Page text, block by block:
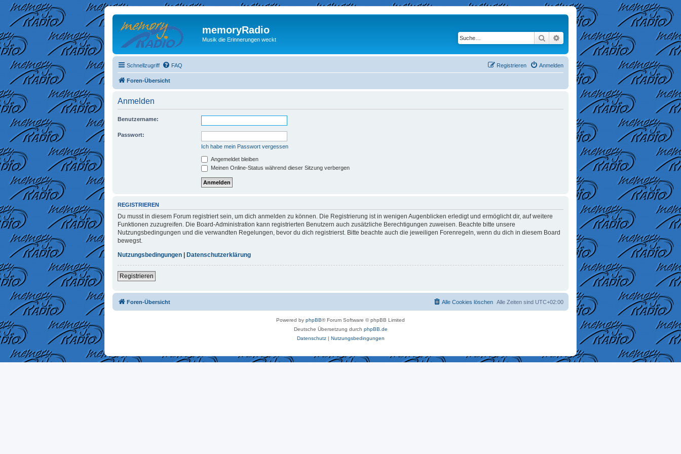
memoryRadio
Musik die Erinnerungen weckt Suche Erweiterte Suche
Schnellzugriff FAQ Anmelden
Registrieren
Foren-Übersicht
Anmelden
Benutzername:
Passwort:
Ich habe mein Passwort vergessen
Angemeldet bleiben
Meinen Online-Status während dieser Sitzung verbergen
REGISTRIEREN
Du musst in diesem Forum registriert sein, um dich anmelden zu können. Die Registrierung ist in wenigen Augenblicken erledigt und ermöglicht dir, auf weitere
Funktionen zuzugreifen. Die Board-Administration kann registrierten Benutzern auch zusätzliche Berechtigungen zuweisen. Beachte bitte unsere
Nutzungsbedingungen und die verwandten Regelungen, bevor du dich registrierst. Bitte beachte auch die jeweiligen Forenregeln, wenn du dich in diesem Board
bewegst.
Nutzungsbedingungen
Datenschutzerklärung
Registrieren
Foren-Übersicht Alle Zeiten sind UTC+02:00
Alle Cookies löschen
Powered by phpBB® Forum Software © phpBB Limited
Deutsche Übersetzung durch phpBB.de
Datenschutz| Nutzungsbedingungen